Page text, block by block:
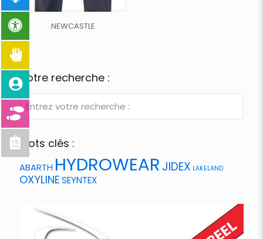
NEWCASTLE
Votre recherche :
Mots clés :
ABARTH HYDROWEAR JIDEX LAKELAND
OXYLINESEYNTEX